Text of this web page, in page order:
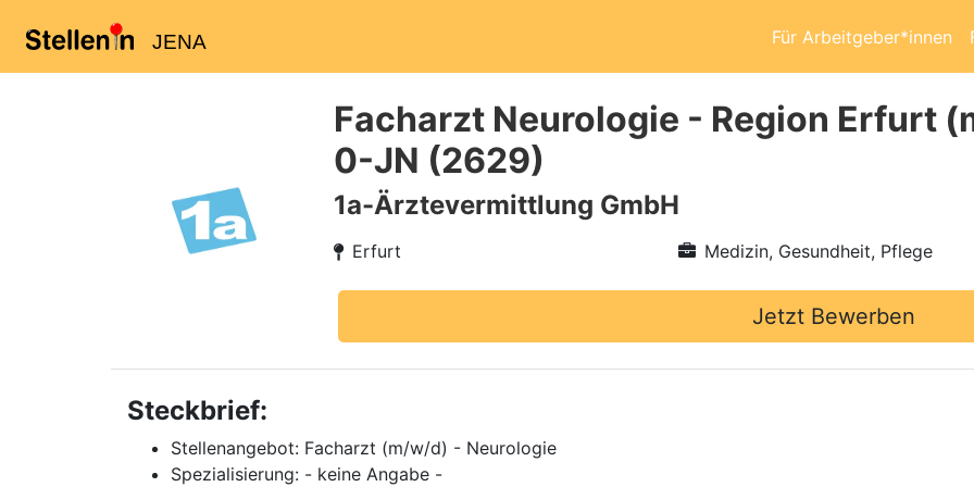
JENA Für Arbeitgeber*innen
Facharzt Neurologie - Region Erfurt
0-JN (2629)
1a-Ärztevermittlung GmbH
Erfurt Medizin, Gesundheit, Pflege
Jetzt Bewerben
Steckbrief:
Stellenangebot: Facharzt (m/w/d) - Neurologie
Spezialisierung: - keine Angabe -